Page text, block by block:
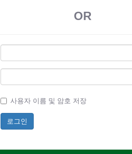
OR
사용자 이름 및 암호 저장